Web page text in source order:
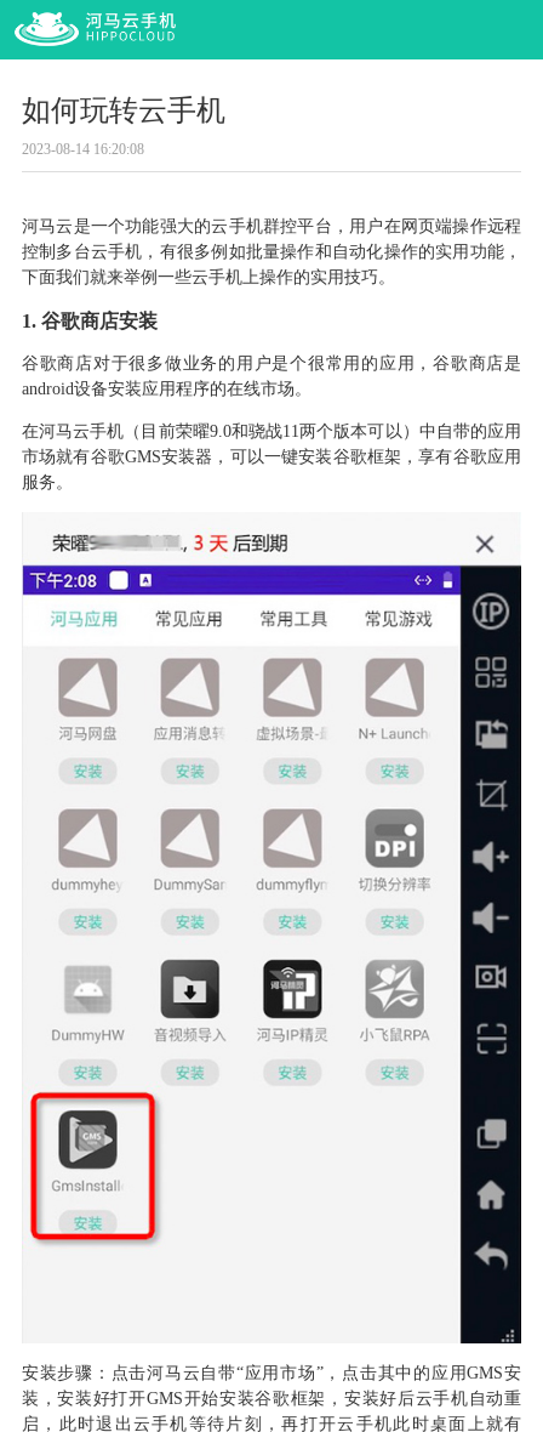
如何玩转云手机
2023-08-14 16:20:08
河马云是一个功能强大的云手机群控平台 ， 用户在网页端操作远程
控制多台云手机 ， 有很多例如批量操作和自动化操作的实用功能 ，
下面我们就来举例一些云手机上操作的实用技巧。
1. 谷歌商店安装
谷歌商店对于很多做业务的用户是个很常用的应用 ，谷歌商店是
android设备安装应用程序的在线市场。
在河马云手机 （ 目前荣曜9.0和骁战11两个版本可以 ） 中自带的应用
市场就有谷歌GMS安装器 ， 可以一键安装谷歌框架 ，享有谷歌应用
服务。
安装步骤 ： 点击河马云自带“应用市场”， 点击其中的应用GMS安
装 ，安装好打开GMS开始安装谷歌框架 ， 安装好后云手机自动重
启 ， 此时退出云手机等待片刻 ，再打开云手机此时桌面上就有